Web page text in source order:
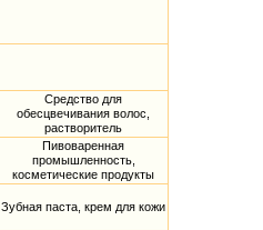
Средство для
обесцвечивания волос,
растворитель
Пивоваренная
промышленность,
косметические продукты
Зубная паста, крем для кожи